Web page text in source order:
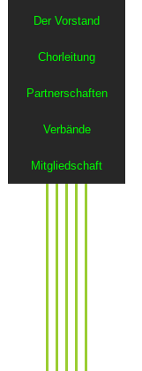
Der Vorstand
Chorleitung
Partnerschaften
Verbände
Mitgliedschaft